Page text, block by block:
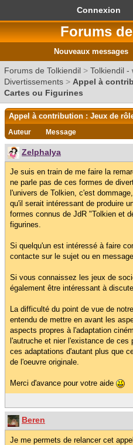
Connexion
Forums
Nouveaux messages
Forums de Tolkiendil > Tolkiendil -
Divertissements > Appel à
Cartes ou Figurines
Appel à contribution : Jeux de
Auteur Message
Zelphalya
Je suis en train de me faire la
ne parle pas de ces formes de
l'univers de Tolkien, c'est
qu'il serait intéressant de produire
formes connus de JdR "Tolkien et
figurines.
Si quelqu'un est intéressé à faire
contacte sur le sujet ou en
Si vous connaissez les jeux de
également être intéressant à
La difficulté du point de vue de
entendu de mettre en avant les
aspects propres à l'adaptation
l'autruche et nier l'existance de
ces adaptations d'autant plus que
de l'oeuvre originale.
Merci d'avance pour votre aide
Beren
Je me permets de relancer cet